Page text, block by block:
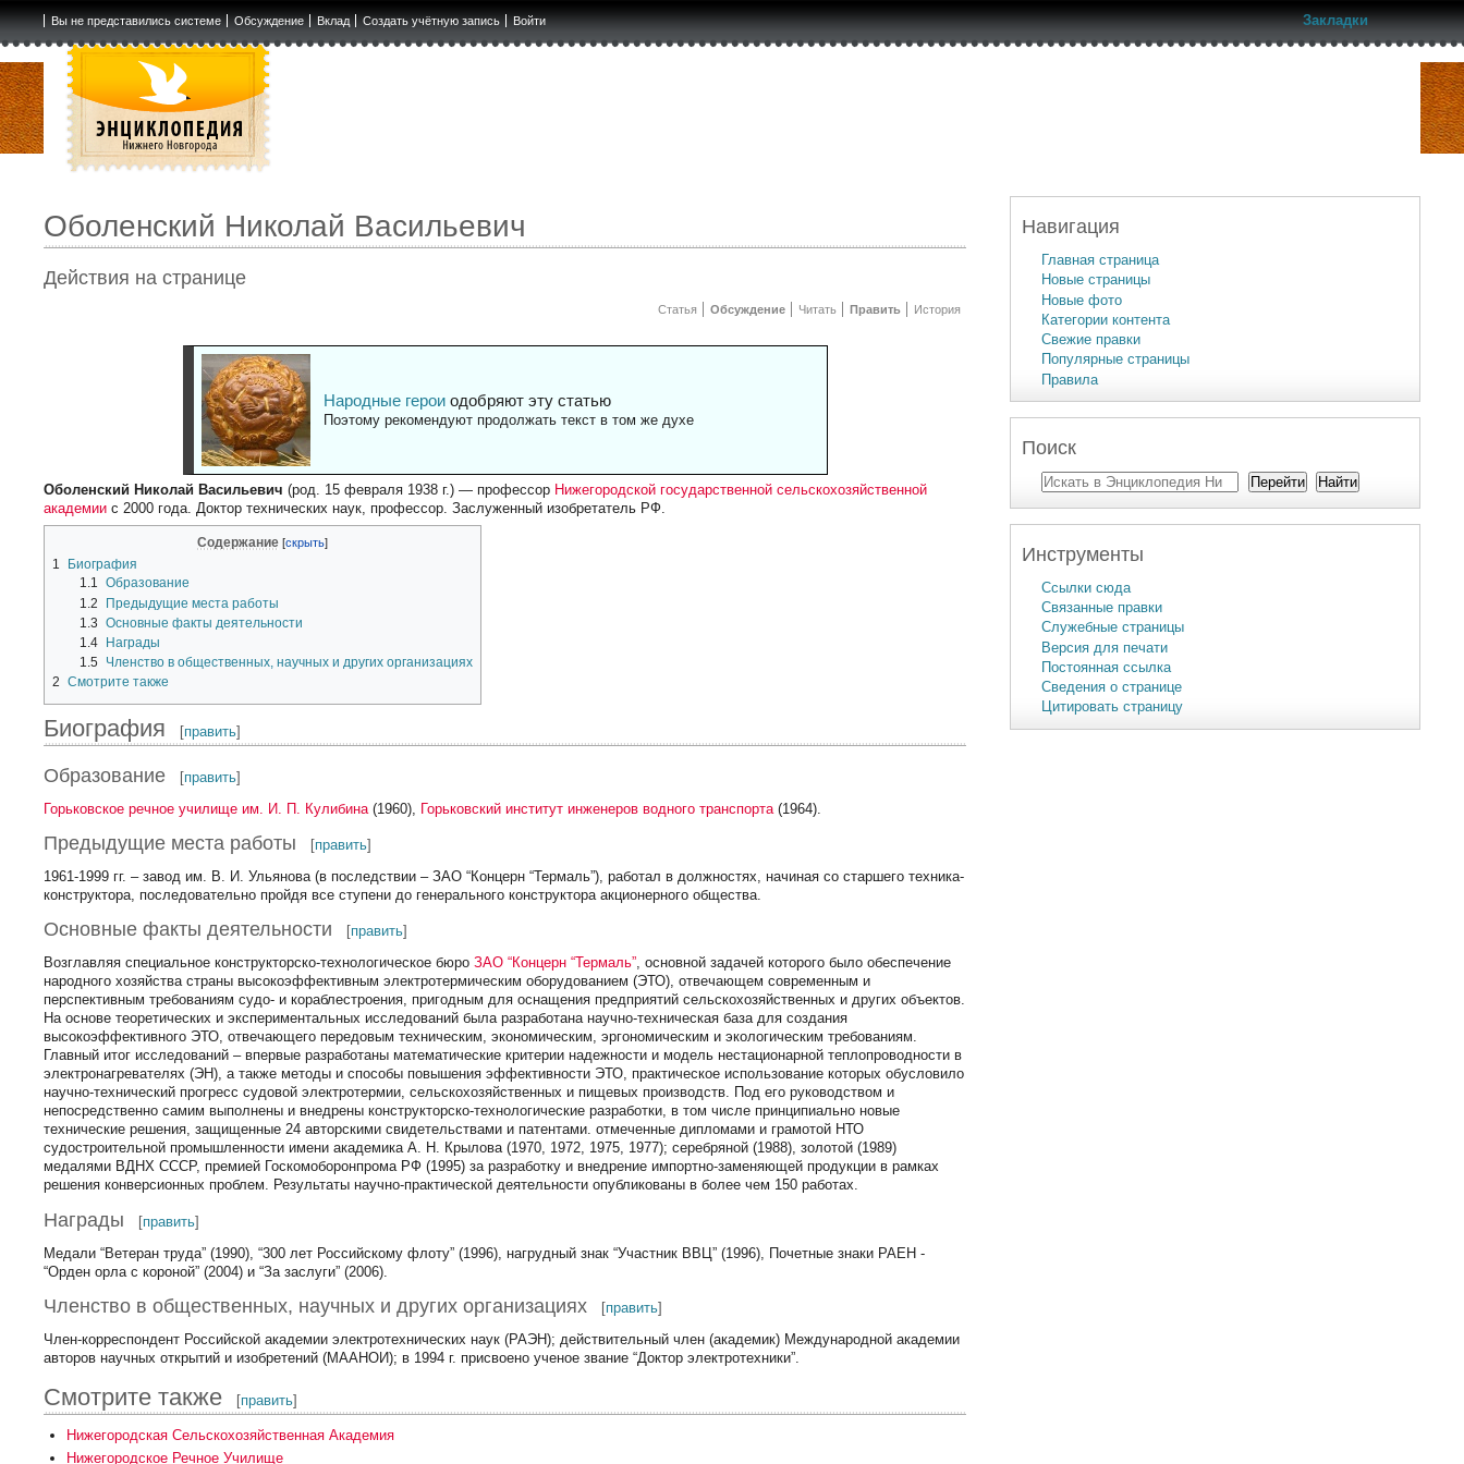
Вы не представились системе Обсуждение Вклад Создать учётную запись Войти Закладки
Оболенский Николай Васильевич
Действия на странице
Статья Обсуждение Читать Править История
Народные героиодобряют эту статью
Поэтому рекомендуют продолжать текст в том же духе
Оболенский Николай Васильевич (род. 15 февраля 1938 г.) — профессор Нижегородской государственной сельскохозяйственной
академии с 2000 года. Доктор технических наук, профессор. Заслуженный изобретатель РФ.
Содержание
1
Биография
1.1 Образование
1.2
Предыдущие места работы
1.3 Основные факты деятельности
1.4
Награды
1.5 Членство в общественных, научных и других организациях
2 Смотрите также
Биография [править]
Образование [править]
Горьковское речное училище им. И. П. Кулибина (1960), Горьковский институт инженеров водного транспорта (1964).
Предыдущие места работы [править]
1961-1999 гг. – завод им. В. И. Ульянова (в последствии – ЗАО “Концерн “Термаль”), работал в должностях, начиная со старшего техника-
конструктора, последовательно пройдя все ступени до генерального конструктора акционерного общества.
Основные факты деятельности [править]
Возглавляя специальное конструкторско-технологическое бюроЗАО “Концерн “Термаль”, основной задачей которого было обеспечение
народного хозяйства страны высокоэффективным электротермическим оборудованием (ЭТО), отвечающем современным и
перспективным требованиям судо- и кораблестроения, пригодным для оснащения предприятий сельскохозяйственных и других объектов.
На основе теоретических и экспериментальных исследований была разработана научно-техническая база для создания
высокоэффективного ЭТО, отвечающего передовым техническим, экономическим, эргономическим и экологическим требованиям.
Главный итог исследований – впервые разработаны математические критерии надежности и модель нестационарной теплопроводности в
электронагревателях (ЭН), а также методы и способы повышения эффективности ЭТО, практическое использование которых обусловило
научно-технический прогресс судовой электротермии, сельскохозяйственных и пищевых производств. Под его руководством и
непосредственно самим выполнены и внедрены конструкторско-технологические разработки, в том числе принципиально новые
технические решения, защищенные 24 авторскими свидетельствами и патентами. отмеченные дипломами и грамотой НТО
судостроительной промышленности имени академика А. Н. Крылова (1970, 1972, 1975, 1977); серебряной (1988), золотой (1989)
медалями ВДНХ СССР, премией Госкомоборонпрома РФ (1995) за разработку и внедрение импортно-заменяющей продукции в рамках
решения конверсионных проблем. Результаты научно-практической деятельности опубликованы в более чем 150 работах.
Награды [править]
Медали “Ветеран труда” (1990), “300 лет Российскому флоту” (1996), нагрудный знак “Участник ВВЦ” (1996), Почетные знаки РАЕН -
“Орден орла с короной” (2004) и “За заслуги” (2006).
Членство в общественных, научных и других организациях [править]
Член-корреспондент Российской академии электротехнических наук (РАЭН); действительный член (академик) Международной академии
авторов научных открытий и изобретений (МААНОИ); в 1994 г. присвоено ученое звание “Доктор электротехники”.
Смотрите также [править]
Нижегородская Сельскохозяйственная Академия
Нижегородское Речное Училище
Навигация
Главная страница
Новые страницы
Новые фото
Категории контента
Свежие правки
Популярные страницы
Правила
Поиск
Инструменты
Ссылки сюда
Связанные правки
Служебные страницы
Версия для печати
Постоянная ссылка
Сведения о странице
Цитировать страницу